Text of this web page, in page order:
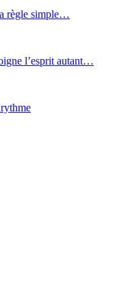
règle simple…
l’esprit autant…